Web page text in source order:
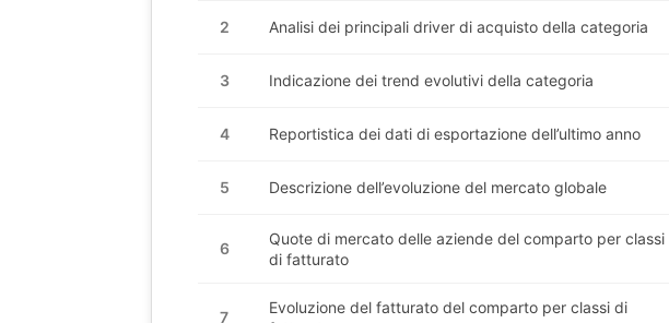
2 Analisi dei principali driver di acquisto della categoria
3 Indicazione dei trend evolutivi della categoria
4 Reportistica dei dati di esportazione dell’ultimo anno
5 Descrizione dell’evoluzione del mercato globale
6
Quote di mercato delle aziende del comparto per classi
di fatturato
7
Evoluzione del fatturato del comparto per classi di